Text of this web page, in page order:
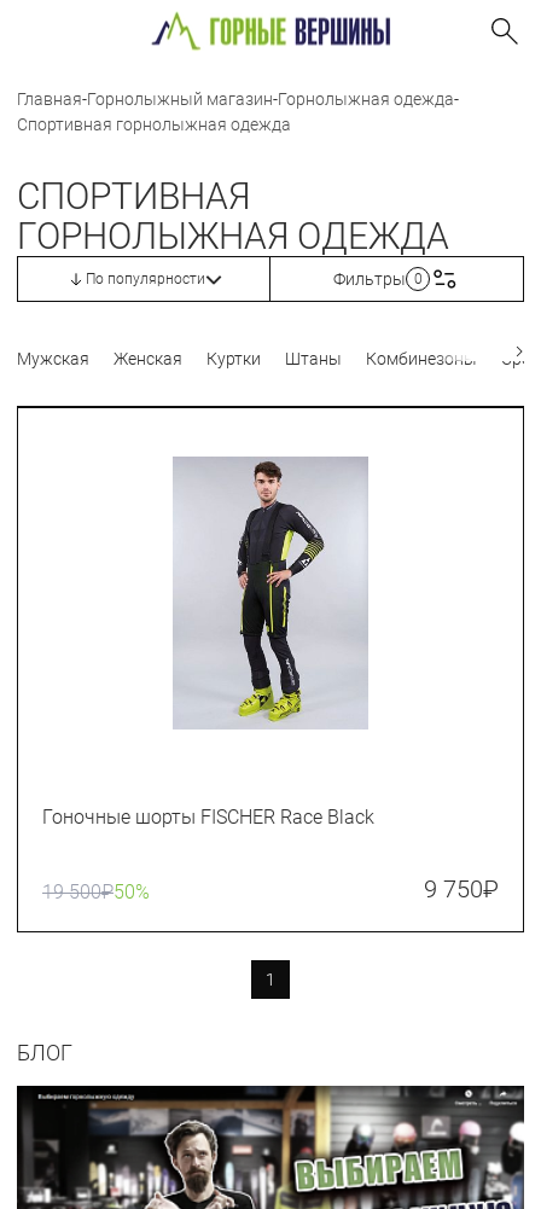
Главная-Горнолыжный магазин-Горнолыжная одежда-
Спортивная горнолыжная одежда
СПОРТИВНАЯ
ГОРНОЛЫЖНАЯ ОДЕЖДА
По популярности Фильтры 0
Мужская Женская Куртки Штаны Комбинезоны
Гоночные шорты FISCHER Race Black
19 500₽50% 9 750₽
1
БЛОГ